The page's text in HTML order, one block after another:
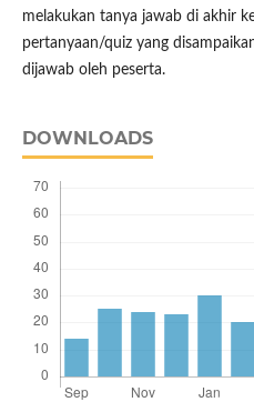
melakukan tanya jawab di akhir
pertanyaan/quiz yang
dijawab oleh peserta.
DOWNLOADS